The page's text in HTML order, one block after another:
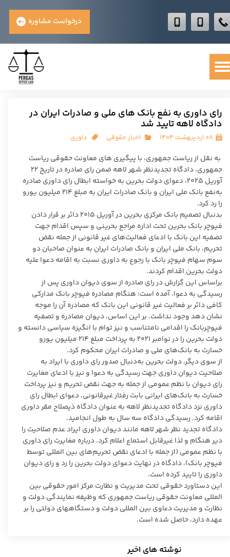
درخواست مشاوره
رای داوری به نفع بانک های ملی و صادرات ایران در
دادگاه لاهه تایید شد
۰۸ اردیبهشت ۱۴۰۴ اخبار حقوقی داوری
به نقل از ریاست جمهوری، با پیگیری های معاونت حقوقی ریاست
جمهوری، دادگاه تجدیدنظر شهر لاهه ضمن رای صادره در تاریخ ۲۲
آوریل ۲۰۲۵، دعوای دولت بحرین به خواسته ابطال رای داوری صادره
به‌نفع بانک ملی ایران و بانک صادرات ایران به‌ مبلغ ۲۱۴ میلیون یورو
را رد کرد.
بدنبال تصمیم بانک مرکزی بحرین در آوریل ۲۰۱۵ دائر بر قرار دادن
فیوچر بانک بحرین تحت اداره مراجع بحرینی و سپس اقدام جهت
تصفیه این بانک با ادعای فعالیت‌های غیر قانونی از جمله نقض
تحریم، بانک ملی ایران و بانک صادرات ایران به عنوان صاحبان دو
سوم سهام فیوچر بانک با رجوع به داوری نسبت به اقامه دعوا علیه
دولت بحرین اقدام کردند.
براساس این گزارش در رای صادره از سوی دیوان داوری پس از
رسیدگی به دعوا، آمده است: هنگام مصادره فیوچر بانک مدارکی
کافی دائر بر فعالیت غیر قانونی این بانک که مصادره آن را موجه
نشان دهد وجود نداشت. بر این اساس، دیوان مصادره و تصفیه
فیوچربانک را اقدامی نامتناسب و نیز توام با انگیزه سیاسی دانسته و
دولت بحرین را در نوامبر ۲۰۲۱ به پرداخت مبلغ ۲۱۴ میلیون یورو
خسارت به بانک‌های ملی و صادرات ایران محکوم کرد.
از سوی دیگر، دولت بحرین به‌دنبال صدور رای داوری با ایراد به
صلاحیت دیوان داوری جهت رسیدگی به دعوا و نیز با ادعای مغایرت
رای دیوان با نظم عمومی از جمله به جهت نقض تحریم و نیز پرداخت
خسارت به بانک‌های ایرانی بابت رفتار غیرقانونی‌، دعوای ابطال رای
داوری نزد دادگاه تجدیدنظر لاهه به عنوان دادگاه ذیصلاح مقر داوری
اقامه کرد. رسیدگی دادگاه سه سال به طول انجامید.
دادگاه تجدید نظر شهر لاهه مانند دیوان داوری ایراد عدم صلاحیت را
دیر هنگام و لذا غیرقابل استماع اعلام کرد. درباره مغایرت رای داوری
با نظم عمومی (از جمله با ادعای نقض تحریم‌های بین المللی توسط
فیوچر بانک)، دادگاه در نهایت دعوای دولت بحرین را رد و رای دیوان
داوری را تایید کرده است.
این دستاورد حقوقی تحت مدیریت و نظارت مرکز امور حقوقی بین
المللی معاونت حقوقی ریاست جمهوری که وظیفه نمایندگی دولت و
نظارت و مدیریت دعاوی بین المللی دولت و دستگاههای دولتی را بر
عهده دارد، حاصل شده است.
نوشته های اخیر